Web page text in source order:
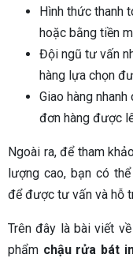
Hình thức thanh
hoặc bằng tiền
Đội ngũ tư vấn
hàng lựa chọn
Giao hàng
đơn hàng được
Ngoài ra, để tham
lượng cao, bạn có
để được tư vấn và hỗ
Trên đây là bài viết
phẩm chậu rửa bát